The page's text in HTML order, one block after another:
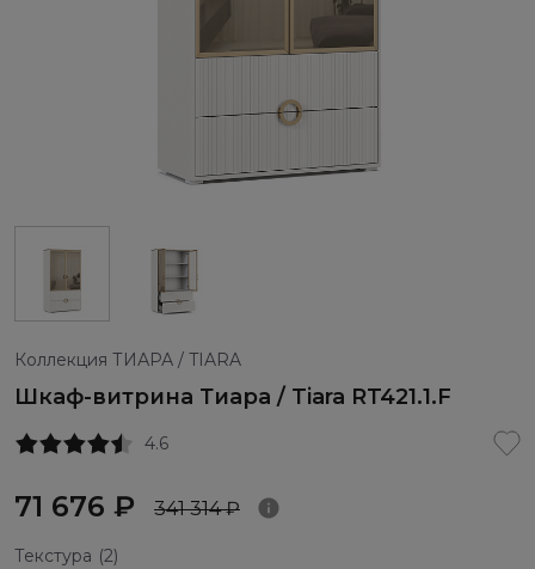
Коллекция ТИАРА / TIARA
Шкаф-витрина Тиара / Tiara RT421.1.F
4.6
71 676 ₽ 341 314 ₽
Текстура (2)